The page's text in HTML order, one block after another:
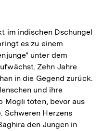
im indischen Dschungel
es zu einem
unter dem
Zehn Jahre
in die Gegend zurück.
und ihre
Mogli töten, bevor aus
Schweren Herzens
den Jungen in